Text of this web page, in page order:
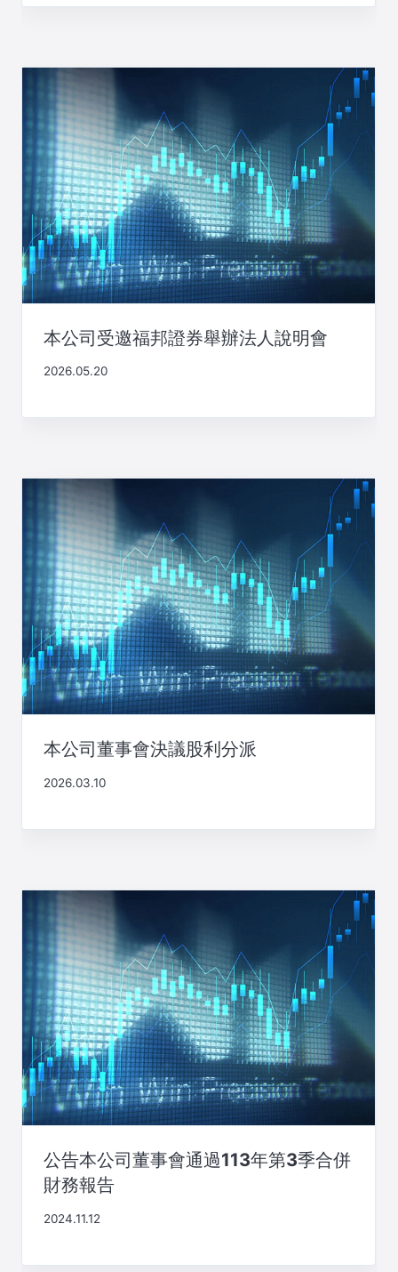
本公司受邀福邦證券舉辦法人說明會
2026.05.20
本公司董事會決議股利分派
2026.03.10
公告本公司董事會通過113年第3季合併
財務報告
2024.11.12